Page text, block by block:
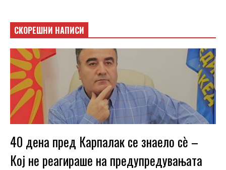
СКОРЕШНИ НАПИСИ
40 дена пред Карпалак се знаело сѐ –
Кој не реагираше на предупредувањата